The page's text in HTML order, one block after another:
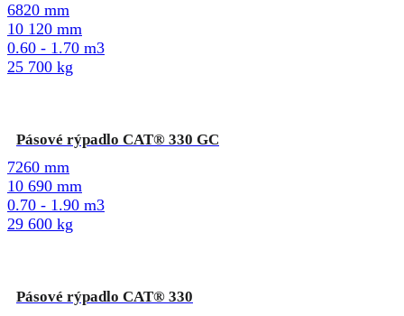
6820 mm
10 120 mm
0.60 - 1.70 m3
25 700 kg
Pásové rýpadlo CAT® 330 GC
7260 mm
10 690 mm
0.70 - 1.90 m3
29 600 kg
Pásové rýpadlo CAT® 330